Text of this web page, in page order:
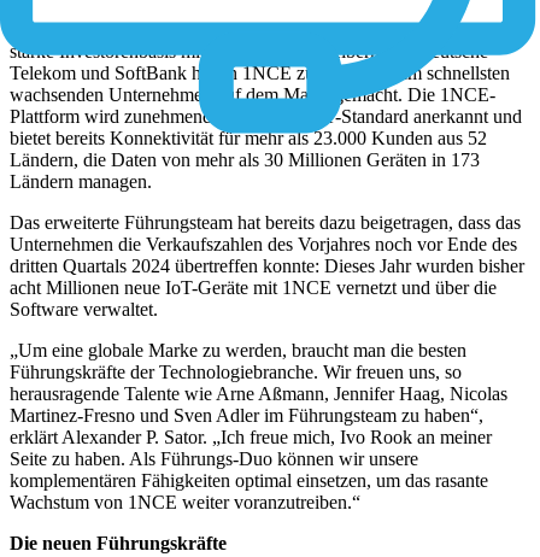
Das einzigartige Geschäftsmodell des Unternehmens und seine
starke Investorenbasis mit großen Netzbetreibern wie Deutsche
Telekom und SoftBank haben 1NCE zu einem der am schnellsten
wachsenden Unternehmen auf dem Markt gemacht. Die 1NCE-
Plattform wird zunehmend als globaler IoT-Standard anerkannt und
bietet bereits Konnektivität für mehr als 23.000 Kunden aus 52
Ländern, die Daten von mehr als 30 Millionen Geräten in 173
Ländern managen.
Das erweiterte Führungsteam hat bereits dazu beigetragen, dass das
Unternehmen die Verkaufszahlen des Vorjahres noch vor Ende des
dritten Quartals 2024 übertreffen konnte: Dieses Jahr wurden bisher
acht Millionen neue IoT-Geräte mit 1NCE vernetzt und über die
Software verwaltet.
„Um eine globale Marke zu werden, braucht man die besten
Führungskräfte der Technologiebranche. Wir freuen uns, so
herausragende Talente wie Arne Aßmann, Jennifer Haag, Nicolas
Martinez-Fresno und Sven Adler im Führungsteam zu haben“,
erklärt Alexander P. Sator. „Ich freue mich, Ivo Rook an meiner
Seite zu haben. Als Führungs-Duo können wir unsere
komplementären Fähigkeiten optimal einsetzen, um das rasante
Wachstum von 1NCE weiter voranzutreiben.“
Die neuen Führungskräfte